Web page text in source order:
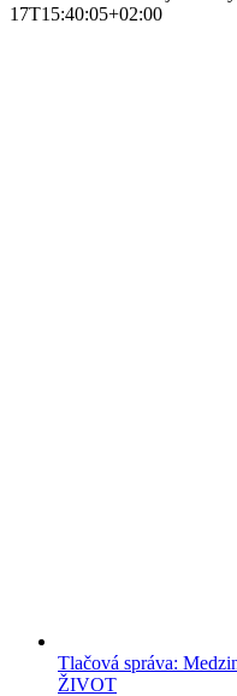
17T15:40:05+02:00
Tlačová správa:
ŽIVOT